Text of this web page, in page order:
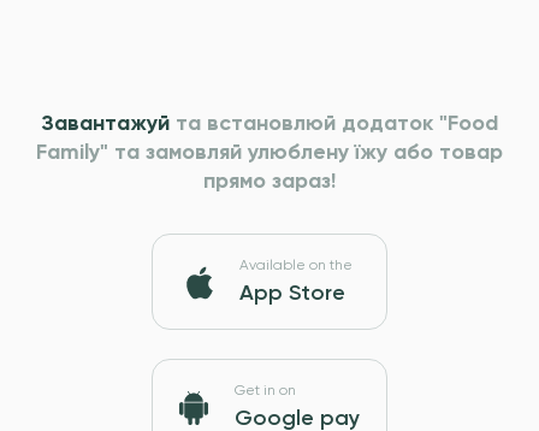
Завантажуй та встановлюй додаток "Food
Family" та замовляй улюблену їжу або товар
прямо зараз!
Available on the
App Store
Get in on
Google pay